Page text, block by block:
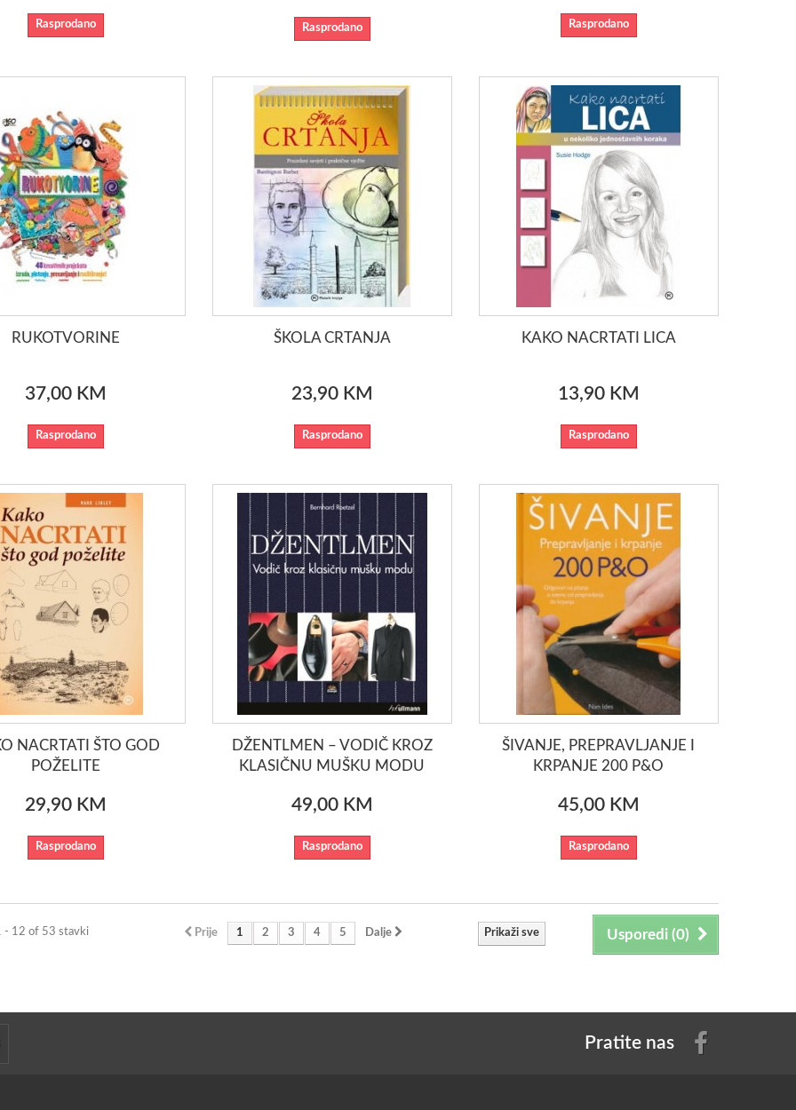
Rasprodano Rasprodano Rasprodano
RUKOTVORINE
37,00 KM
Rasprodano
ŠKOLA CRTANJA
23,90 KM
Rasprodano
KAKO NACRTATI LICA
13,90 KM
Rasprodano
NACRTATI ŠTO GOD
POŽELITE
29,90 KM
Rasprodano
DŽENTLMEN – VODIČ KROZ
KLASIČNU MUŠKU MODU
49,00 KM
Rasprodano
ŠIVANJE, PREPRAVLJANJE I
KRPANJE 200 P&O
45,00 KM
Rasprodano
Usporedi (0)
Prikaži sve
Prije 1 2 3 4 5 Dalje
- 12 of 53 stavki
Pratite nas